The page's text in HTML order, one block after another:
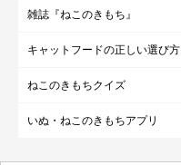
雑誌『ねこのきもち』
キャットフードの正しい選び方
ねこのきもちクイズ
いぬ・ねこのきもちアプリ